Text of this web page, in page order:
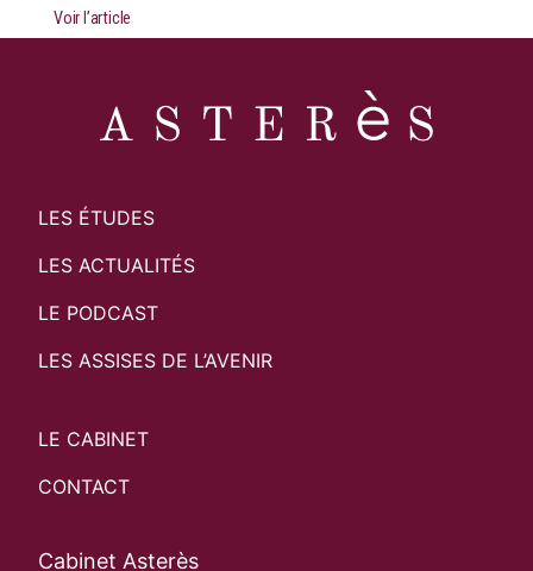
Voir l’article
LES ÉTUDES
LES ACTUALITÉS
LE PODCAST
LES ASSISES DE L’AVENIR
LE CABINET
CONTACT
Cabinet Asterès